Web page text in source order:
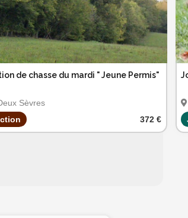
de chasse du mardi " Jeune Permis"
Sèvres
372 €